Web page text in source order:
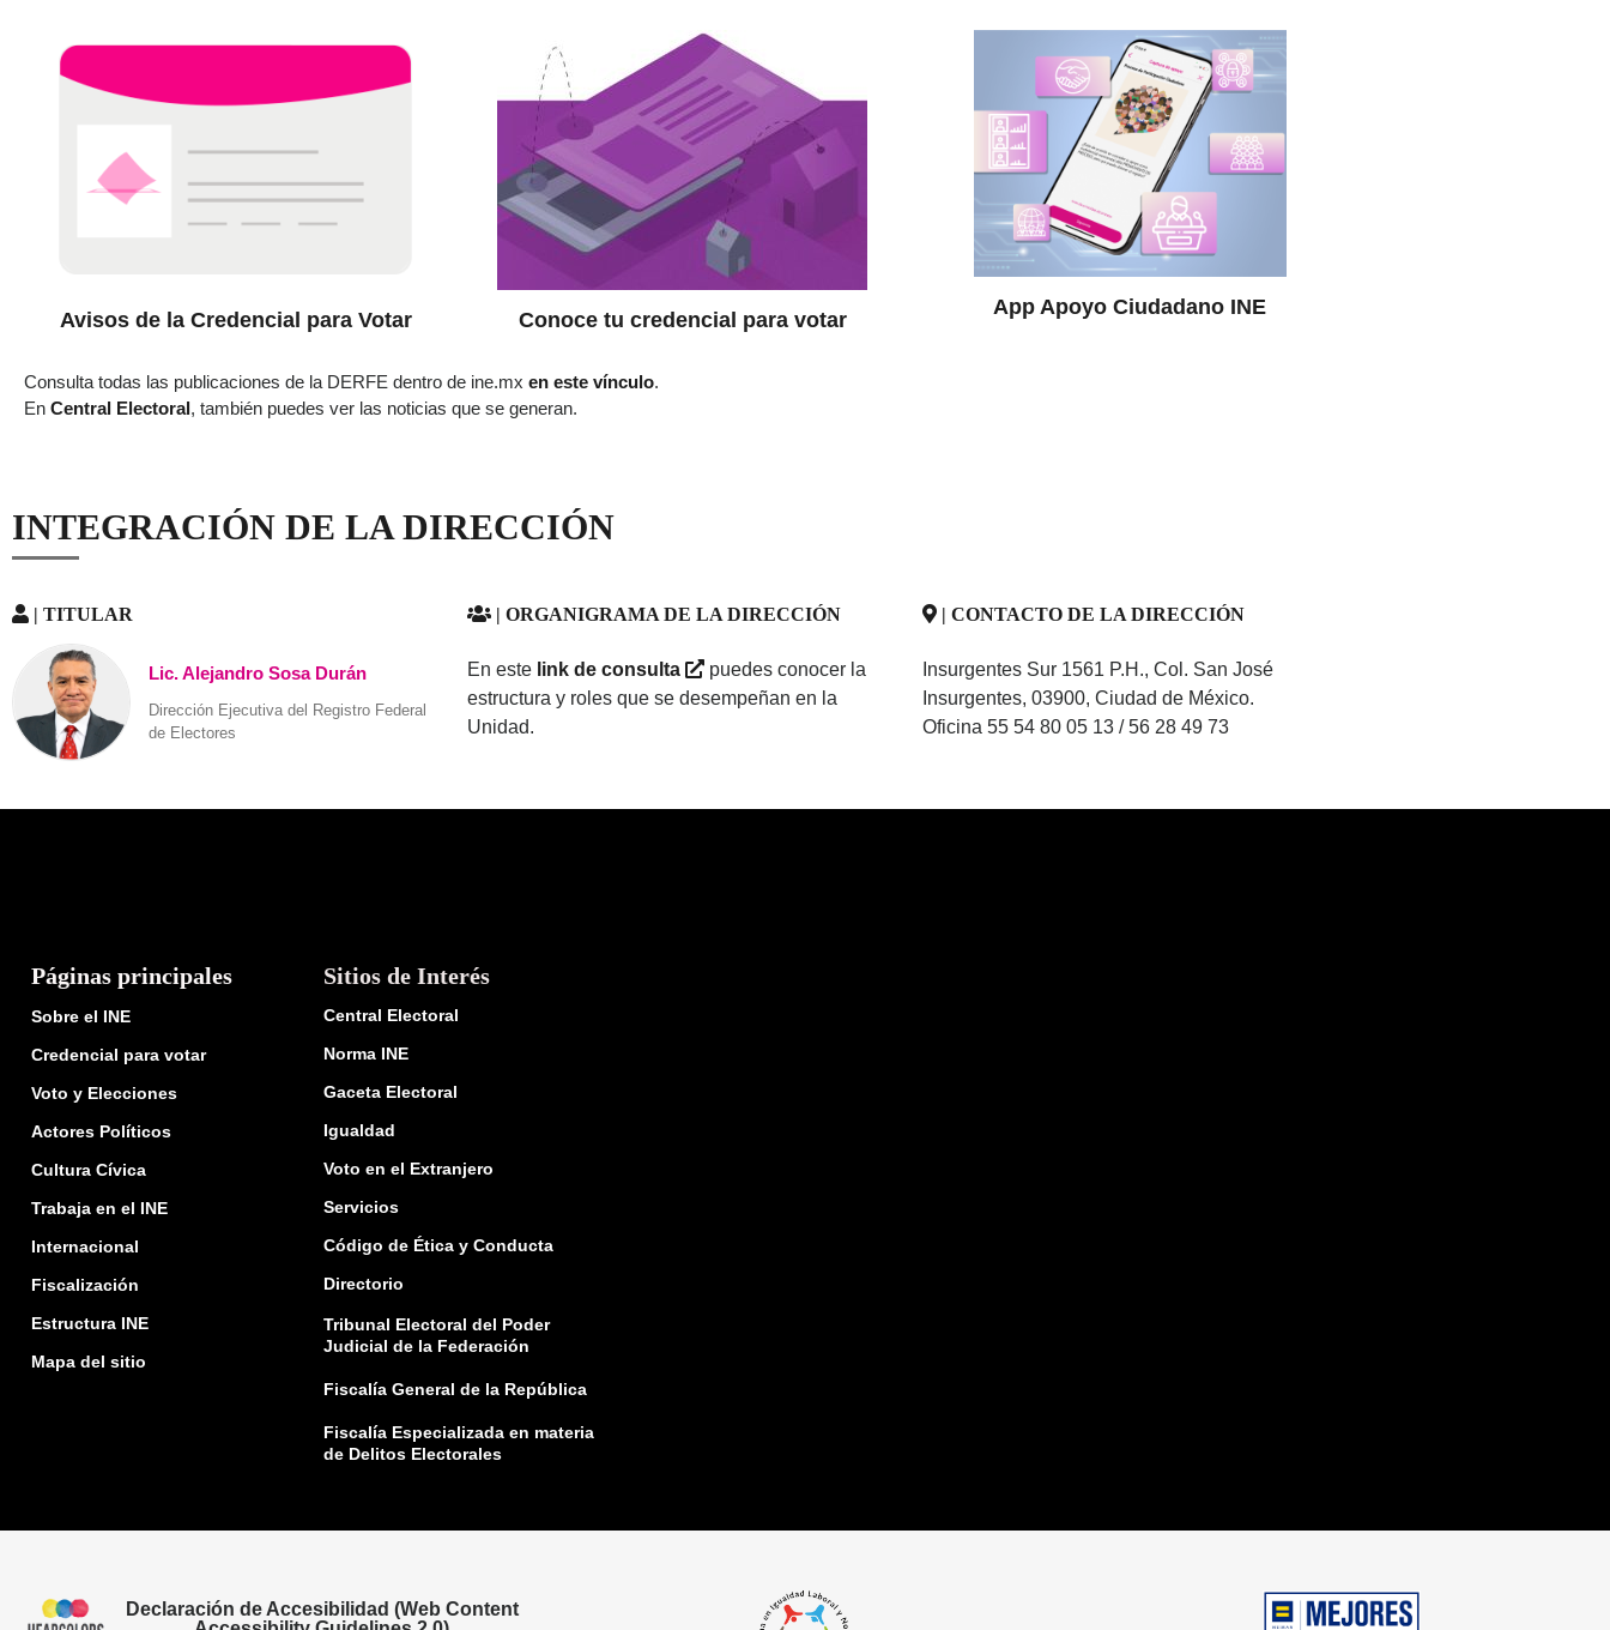
Avisos de la Credencial para Votar Conoce tu credencial para votar
App Apoyo Ciudadano INE
Consulta todas las publicaciones de la DERFE dentro de ine.mx en este vínculo.
En Central Electoral, también puedes ver las noticias que se generan.
INTEGRACIÓN DE LA DIRECCIÓN
| TITULAR
Lic. Alejandro Sosa Durán
Dirección Ejecutiva del Registro Federal
de Electores
| ORGANIGRAMA DE LA DIRECCIÓN
En este link de consulta
puedes conocer la
estructura y roles que se desempeñan en la
Unidad.
| CONTACTO DE LA DIRECCIÓN
Insurgentes Sur 1561 P.H., Col. San José
Insurgentes, 03900, Ciudad de México.
Oficina 55 54 80 05 13 / 56 28 49 73
Páginas principales
Sobre el INE
Credencial para votar
Voto y Elecciones
Actores Políticos
Cultura Cívica
Trabaja en el INE
Internacional
Fiscalización
Estructura INE
Mapa del sitio
Sitios de Interés
Central Electoral
Norma INE
Gaceta Electoral
Igualdad
Voto en el Extranjero
Servicios
Código de Ética y Conducta
Directorio
Tribunal Electoral del Poder
Judicial de la Federación
Fiscalía General de la República
Fiscalía Especializada en materia
de Delitos Electorales
Declaración de Accesibilidad (Web Content